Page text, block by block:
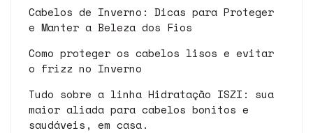
Cabelos de Inverno: Dicas para Proteger
e Manter a Beleza dos Fios
Como proteger os cabelos lisos e evitar
o frizz no Inverno
Tudo sobre a linha Hidratação ISZI: sua
maior aliada para cabelos bonitos e
saudáveis, em casa.